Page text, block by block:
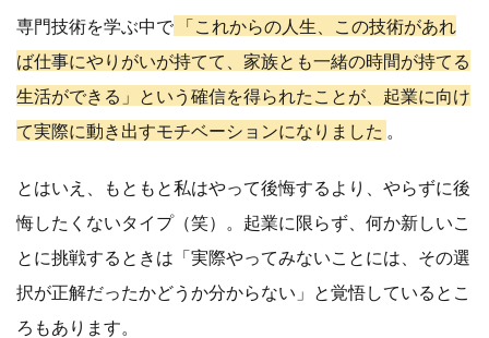
専門技術を学ぶ中で
「これからの人生、この技術があれ
ば仕事にやりがいが持てて、家族とも一緒の時間が持てる
生活ができる」という確信を得られたことが、起業に向け
て実際に動き出すモチベーションになりました 。
とはいえ、もともと私はやって後悔するより、やらずに後
悔したくないタイプ（笑）。起業に限らず、何か新しいこ
とに挑戦するときは「実際やってみないことには、その選
択が正解だったかどうか分からない」と覚悟しているとこ
ろもあります。